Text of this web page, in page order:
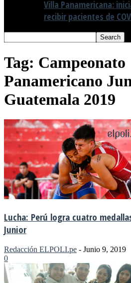
Villa Panamericana:
recibir pacientes de
Tag: Campeonato
Panamericano
Guatemala 2019
Lucha: Perú logra cuatro
Junior
Redacción ELPOLI.pe - Junio 9, 2019
0